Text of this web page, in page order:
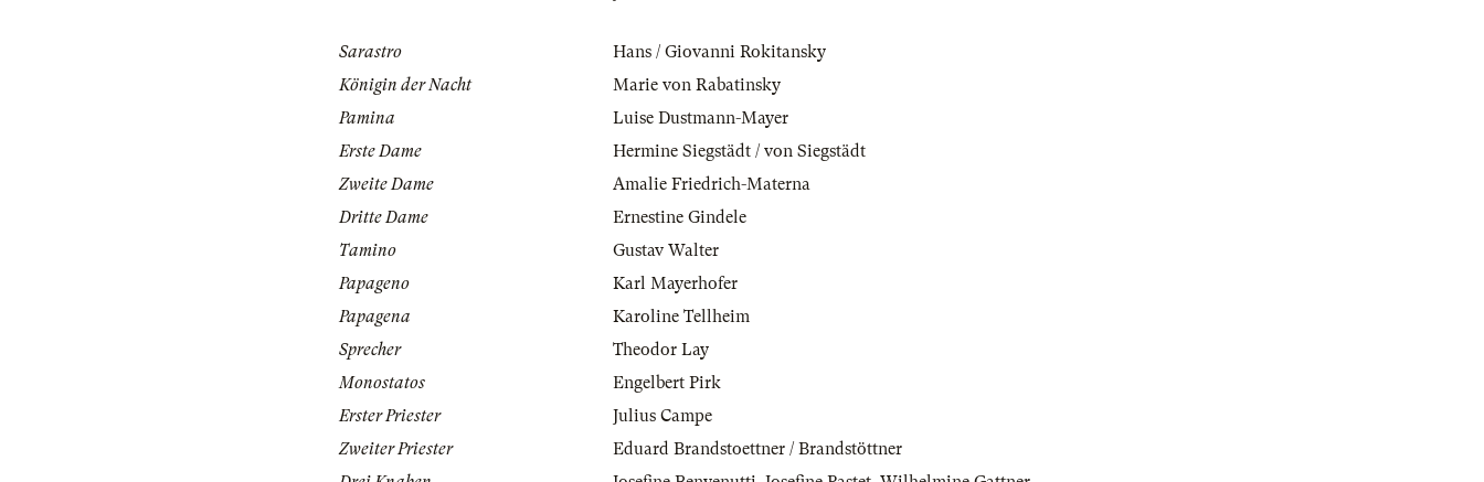
Sarastro
Hans / Giovanni Rokitansky
Königin der Nacht
Marie von Rabatinsky
Pamina
Luise Dustmann-Mayer
Erste Dame
Hermine Siegstädt / von Siegstädt
Zweite Dame
Amalie Friedrich-Materna
Dritte Dame
Ernestine Gindele
Tamino
Gustav Walter
Papageno
Karl Mayerhofer
Papagena
Karoline Tellheim
Sprecher
Theodor Lay
Monostatos
Engelbert Pirk
Erster Priester
Julius Campe
Zweiter Priester
Eduard Brandstoettner / Brandstöttner